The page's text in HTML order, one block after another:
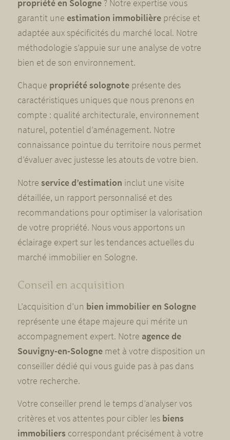
propriété en Sologne? Notre expertise vous
garantit une estimation immobilièreprécise et
adaptée aux spécificités du marché local. Notre
méthodologie s’appuie sur une analyse de votre
bien et de son environnement.
Chaque propriété solognoteprésente des
caractéristiques uniques que nous prenons en
compte : qualité architecturale, environnement
naturel, potentiel d’aménagement. Notre
connaissance pointue du territoire nous permet
d’évaluer avec justesse les atouts de votre bien.
Notre service d’estimation inclut une visite
détaillée, un rapport personnalisé et des
recommandations pour optimiser la valorisation
de votre propriété. Nous vous apportons un
éclairage expert sur les tendances actuelles du
marché immobilier en Sologne.
Conseil en acquisition
L’acquisition d’un bien immobilier en Sologne
représente une étape majeure qui mérite un
accompagnement expert. Notre agence de
Souvigny-en-Solognemet à votre disposition un
conseiller dédié qui vous guide pas à pas dans
votre recherche.
Votre conseiller prend le temps d’analyser vos
critères et vos attentes pour cibler les biens
immobiliers correspondant précisément à votre